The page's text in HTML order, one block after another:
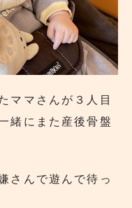
ママさんが３人目
緒にまた産後骨盤
さんで遊んで待っ